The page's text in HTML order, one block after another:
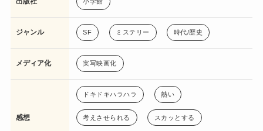
ジャンル SF ミステリー 時代/歴史
メディア化 実写映画化
感想
ドキドキハラハラ 熱い
考えさせられる スカッとする